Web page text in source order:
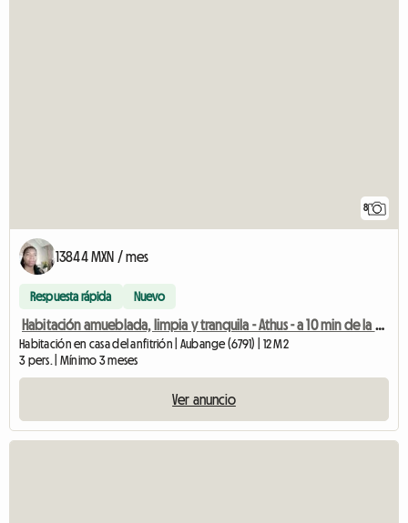
8
13844 MXN / mes
Respuesta rápida Nuevo
Habitación amueblada, limpia y tranquila - Athus - a 10 min de la estación de Rodange
Habitación en casa del anfitrión | Aubange (6791) | 12 M2
3 pers. | Mínimo 3 meses
Ver anuncio